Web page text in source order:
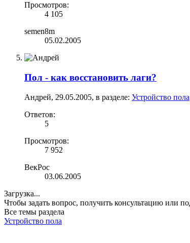
Просмотров:
4 105
semen8m
05.02.2005
Пол - как восстановить лаги?
Андрей, 29.05.2005, в разделе: Устройство пола
Ответов:
5
Просмотров:
7 952
ВекРос
03.06.2005
Загрузка...
Чтобы задать вопрос, получить консультацию или
Все темы раздела
Устройство пола